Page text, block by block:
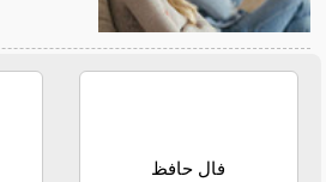
فال حافظ